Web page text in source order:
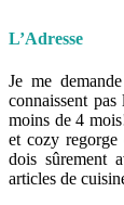
L’Adresse
Je me
connaissent
moins de 4
et cozy
dois sûrement
articles de